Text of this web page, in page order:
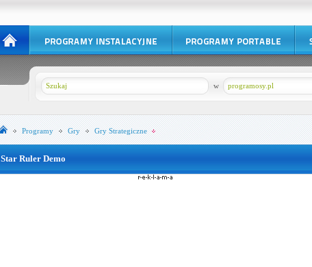
programosy.pl
w
Programy Gry Gry Strategiczne
Star Ruler Demo